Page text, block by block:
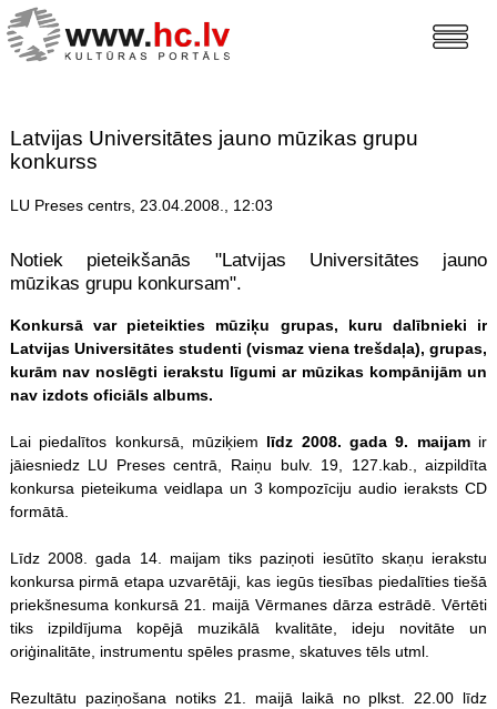
Latvijas Universitātes jauno mūzikas grupu
konkurss
LU Preses centrs, 23.04.2008., 12:03
Notiek pieteikšanās "Latvijas Universitātes jauno
mūzikas grupu konkursam".
Konkursā var pieteikties mūziķu grupas, kuru dalībnieki ir
Latvijas Universitātes studenti (vismaz viena trešdaļa), grupas,
kurām nav noslēgti ierakstu līgumi ar mūzikas kompānijām un
nav izdots oficiāls albums.
Lai piedalītos konkursā, mūziķiem līdz 2008. gada 9. maijamir
jāiesniedz LU Preses centrā, Raiņu bulv. 19, 127.kab., aizpildīta
konkursa pieteikuma veidlapa un 3 kompozīciju audio ieraksts CD
formātā.
Līdz 2008. gada 14. maijam tiks paziņoti iesūtīto skaņu ierakstu
konkursa pirmā etapa uzvarētāji, kas iegūs tiesības piedalīties tiešā
priekšnesuma konkursā 21. maijā Vērmanes dārza estrādē. Vērtēti
tiks izpildījuma kopējā muzikālā kvalitāte, ideju novitāte un
oriģinalitāte, instrumentu spēlesprasme, skatuves tēls utml.
Rezultātu paziņošana notiks 21. maijā laikā no plkst. 22.00 līdz